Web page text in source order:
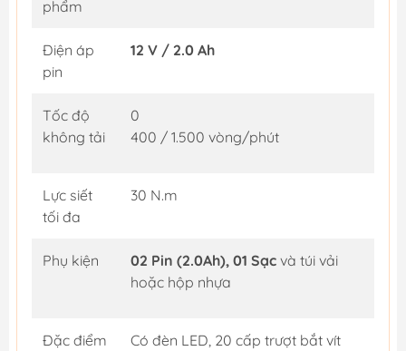
phẩm
Điện áp
pin
12 V / 2.0 Ah
Tốc độ
không tải
0
400 / 1.500 vòng/phút
Lực siết
tối đa
30 N.m
Phụ kiện 02 Pin (2.0Ah), 01 Sạc và túi vải
hoặc hộp nhựa
Đặc điểm
Có đèn LED, 20 cấp trượt bắt vít